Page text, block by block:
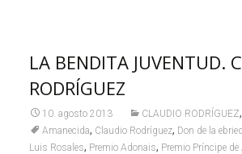
LA BENDITA JUVENTUD.
RODRÍGUEZ
10. agosto 2013 CLAUDIO RODRÍGUEZ,
Amanecida, Claudio Rodríguez, Don de la
Luis Rosales, Premio Adonais, Premio Príncipe